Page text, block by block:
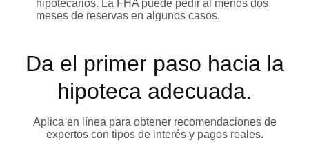
hipotecarios. La FHA puede pedir al menos dos
meses de reservas en algunos casos.
Da el primer paso hacia la
hipoteca adecuada.
Aplica en línea para obtener recomendaciones de
expertos con tipos de interés y pagos reales.